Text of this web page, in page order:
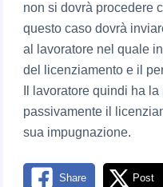
non si dovrà procedere
questo caso dovrà
al lavoratore nel quale
del licenziamento e il
Il lavoratore quindi ha
passivamente il
sua impugnazione.
Share Post